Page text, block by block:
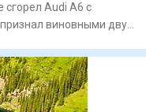
сгорел Audi A6 с
виновными двух